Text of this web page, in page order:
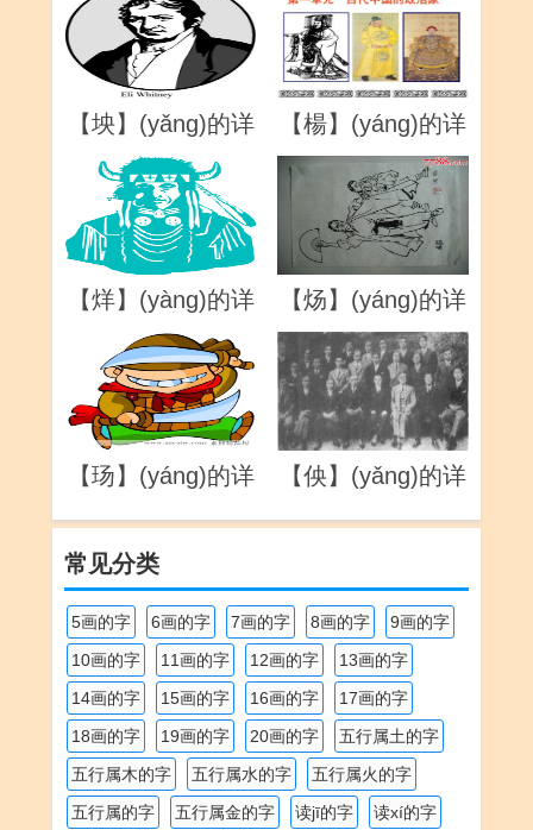
【坱】(yǎng)的详
解
【楊】(yáng)的详
解
【烊】(yàng)的详
解
【炀】(yáng)的详
解
【玚】(yáng)的详
【佒】(yǎng)的详
常见分类
5画的字 6画的字 7画的字 8画的字
9画的字
10画的字
11画的字 12画的字
13画的字
14画的字
15画的字 16画的字
17画的字
18画的字
19画的字 20画的字
五行属土的字
五行属木的字
五行属水的字
五行属火的字
五行属的字
五行属金的字 读jī的字
读xí的字